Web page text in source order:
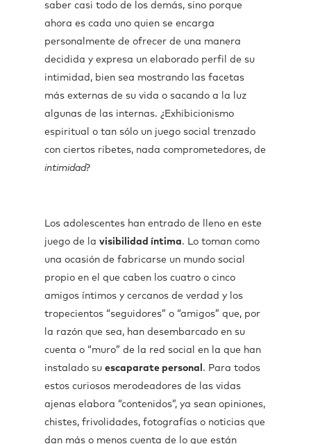
saber casi todo de los demás, sino porque
ahora es cada uno quien se encarga
personalmente de ofrecer de una manera
decidida y expresa un elaborado perfil de su
intimidad, bien sea mostrando las facetas
más externas de su vida o sacando a la luz
algunas de las internas. ¿Exhibicionismo
espiritual o tan sólo un juego social trenzado
con ciertos ribetes, nada comprometedores, de
intimidad?
Los adolescentes han entrado de lleno en este
juego de la visibilidad íntima. Lo toman como
una ocasión de fabricarse un mundo social
propio en el que caben los cuatro o cinco
amigos íntimos y cercanos de verdad y los
tropecientos “seguidores” o “amigos” que, por
la razón que sea, han desembarcado en su
cuenta o “muro” de la red social en la que han
instalado su escaparate personal . Para todos
estos curiosos merodeadores de las vidas
ajenas elabora “contenidos”, ya sean opiniones,
chistes, frivolidades, fotografías o noticias que
dan más o menos cuenta de lo que están